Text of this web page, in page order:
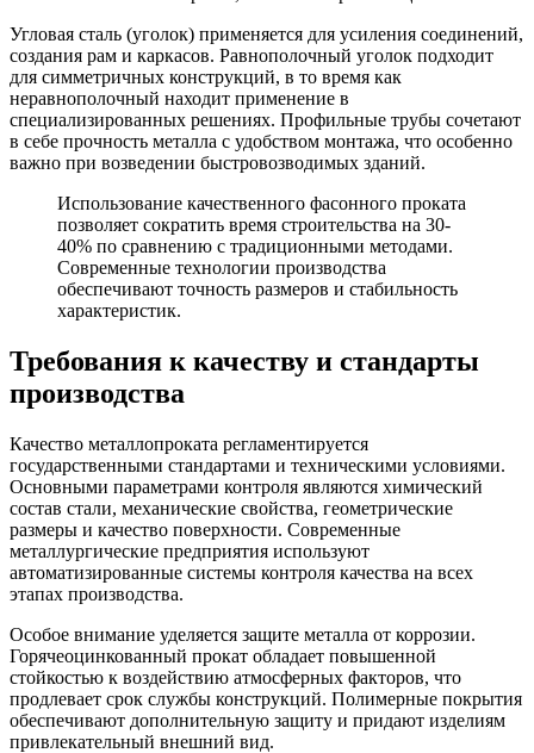
Угловая сталь (уголок) применяется для усиления соединений,
создания рам и каркасов. Равнополочный уголок подходит
для симметричных конструкций, в то время как
неравнополочный находит применение в
специализированных решениях. Профильные трубы сочетают
в себе прочность металла с удобством монтажа, что особенно
важно при возведении быстровозводимых зданий.
Использование качественного фасонного проката
позволяет сократить время строительства на 30-
40% по сравнению с традиционными методами.
Современные технологии производства
обеспечивают точность размеров и стабильность
характеристик.
Требования к качеству и стандарты
производства
Качество металлопроката регламентируется
государственными стандартами и техническими условиями.
Основными параметрами контроля являются химический
состав стали, механические свойства, геометрические
размеры и качество поверхности. Современные
металлургические предприятия используют
автоматизированные системы контроля качества на всех
этапах производства.
Особое внимание уделяется защите металла от коррозии.
Горячеоцинкованный прокат обладает повышенной
стойкостью к воздействию атмосферных факторов, что
продлевает срок службы конструкций. Полимерные покрытия
обеспечивают дополнительную защиту и придают изделиям
привлекательный внешний вид.